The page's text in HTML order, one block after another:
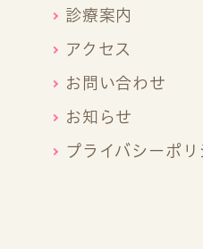
診療案内
アクセス
お問い合わせ
お知らせ
プライバシーポリ